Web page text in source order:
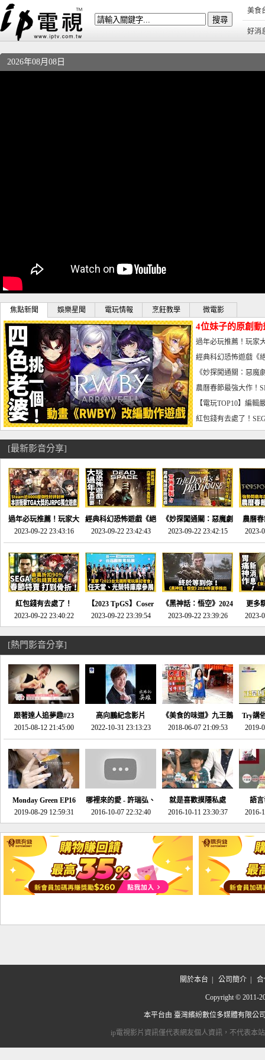
美食
好消
2026年08月08日
焦點新聞 娛樂星聞 電玩情報 烹飪教學 微電影
4位妹子的原創
曝光_電玩宅速配
過年必玩推薦！玩家
宅速配20230126
經典科幻恐怖遊戲《
懼體驗-電玩宅速配
《妙探闖通關：惡
到!!-電玩宅速配
農曆春節最強大作！
電玩宅速配20230123
【電玩TOP10】編
了，封面圖直接雷你
紅包錢有去處了！
宅速配20230119
[最新影音分享]
過年必玩推薦！玩家大
推的JRPG神作《神之
天平》介紹！-電玩宅
速配20230126
2023-09-22 23:43:16
經典科幻恐怖遊戲《絕
命異次元 重製版》重
回「石村號」的恐懼體
驗-電玩宅速配
20230125
2023-09-22 23:42:43
《妙探闖通關：惡魔劇
場》將推出「重製
版」!!!今年就能玩到!!-
電玩宅速配20230124
2023-09-22 23:42:15
農曆
SE社
動作角
電玩宅
2023-
紅包錢有去處了！
SEGA春節特賣 超過85
款遊戲打到骨折-電玩
宅速配20230119
2023-09-22 23:40:22
【2023 TpGS】Coser
和Show Girl搶先看！
直擊展前記者會-電玩
2023-09-22 23:39:54
《黑神話：悟空》2024
年夏季推出！確定不會
延期齁？-電玩宅速配
2023-09-22 23:39:26
更多
《來
金鄉
2023-
[熱門影音分享]
跟著達人追夢趣#23
promo-我想開間咖啡
館(謝佳凌)
2015-08-12 21:45:00
高向鵬紀念影片
2022-10-31 23:13:23
《美食的味道》九王鵝
肉
2018-06-07 21:09:53
Try講
2019-
Monday Green EP16
超意外~環保原來可以
邊玩邊做！
2019-08-29 12:59:31
哪裡來的愛 - 許瑞弘、
李其芬
2016-10-07 22:32:40
就是喜歡摸隱私處
2016-10-11 23:30:37
語
2016-
關於本台 公司簡介| 合
Copyright © 2011-
本平台由 臺灣繽紛數位多媒體有限公
ip電視影片資訊僅代表網友個人資訊，不代表本